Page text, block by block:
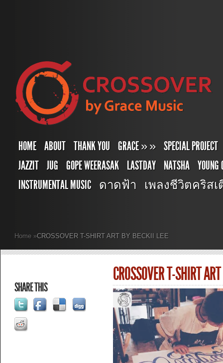
HOME ABOUT THANK YOU GRACE»» SPECIAL PROJECT
JAZZIT JUG GOPE WEERASAK LASTDAY NATSHA YOUNG
INSTRUMENTAL MUSIC ดาดฟ้า เพลงชีวิตคริสเตียน
Home »CROSSOVER T-SHIRT ART BY BECKII LEE
SHARE THIS
CROSSOVER T-SHIRT